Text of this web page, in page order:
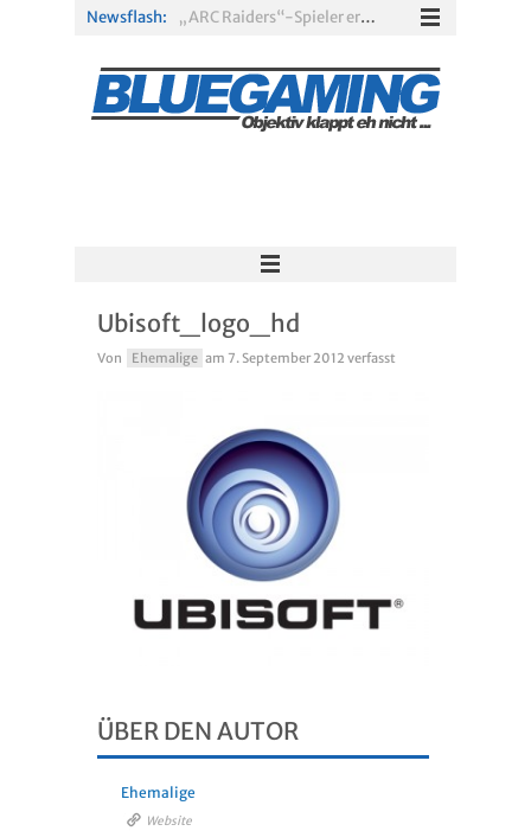
Newsflash:
„ARC Raiders“-Spieler erhalten exklusives Outfit für „The Finals“
PS5-Disc vor dem Aus: Warum der Fan-Protest gegen Sony ins Leere läuft
„Borderlands 4“ trifft „Subnautica“: Kostenloses Update schickt euch in die Tiefsee
Xbox Game Pass: Diese neuen Spiele erscheinen im August 2026
Ubisoft_logo_hd
Von Ehemalige am 7. September 2012 verfasst
ÜBER DEN AUTOR
Ehemalige
Website